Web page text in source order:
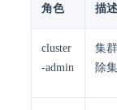
角色 描述
cluster
-admin
集
除